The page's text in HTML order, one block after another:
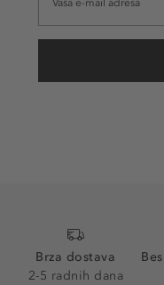
Brza dostava
2-5 radnih dana